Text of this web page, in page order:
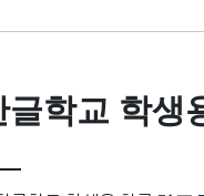
글학교 학생